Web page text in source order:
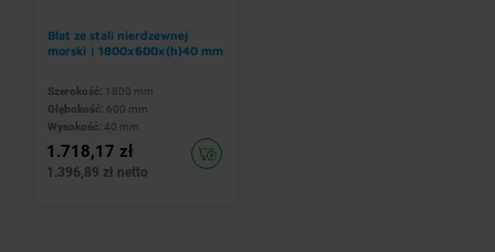
Blat ze stali nierdzewnej
morski | 1800x600x(h)40 mm
Szerokość: 1800 mm
Głębokość: 600 mm
Wysokość: 40 mm
1.718,17 zł
1.396,89 zł netto